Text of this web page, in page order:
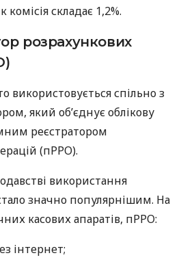
складає 1,2%.
розрахункових
використовується спільно з
який об’єднує облікову
реєстратором
(пРРО).
використання
значно популярнішим. На
касових апаратів, пРРО:
інтернет;